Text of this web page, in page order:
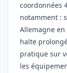
coordonnées
notamment :
Allemagne
halte
pratique sur
les